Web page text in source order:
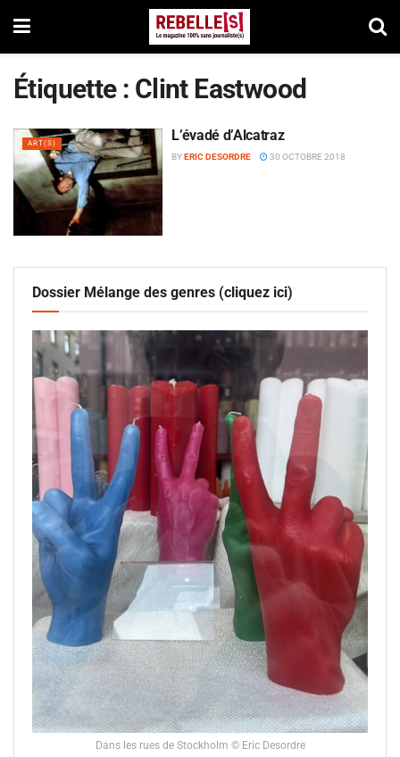
Étiquette : Clint Eastwood
ART(S) L’évadé d’Alcatraz
BYERIC DESORDRE 30 OCTOBRE 2018
Dossier Mélange des genres (cliquez ici)
Dans les rues de Stockholm © Eric Desordre